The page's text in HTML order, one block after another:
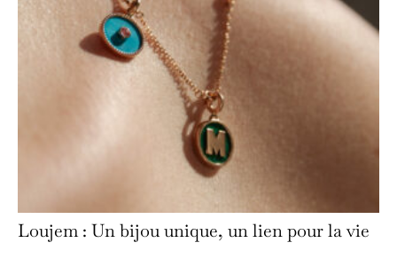
Loujem : Un bijou unique, un lien pour la vie